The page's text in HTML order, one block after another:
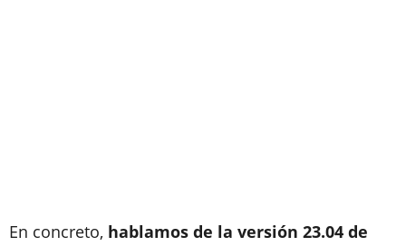
En concreto, hablamos de la versión 23.04 de